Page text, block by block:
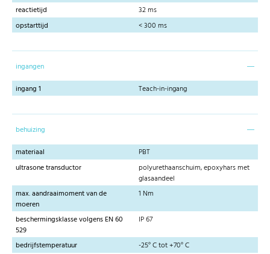
reactietijd
32 ms
opstarttijd
< 300 ms
ingangen
ingang 1
Teach-in-ingang
behuizing
materiaal
PBT
ultrasone transductor
polyurethaanschuim, epoxyhars met
glasaandeel
max. aandraaimoment van de
moeren
1 Nm
beschermingsklasse volgens EN 60
529
IP 67
bedrijfstemperatuur
-25° C tot +70° C